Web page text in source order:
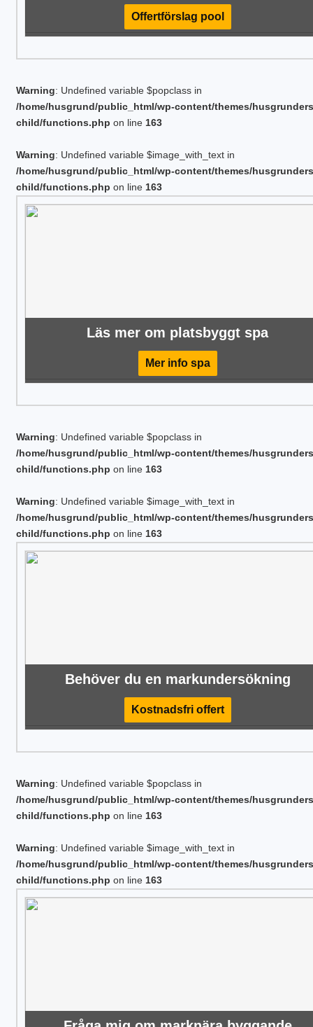
Offertförslag pool
Warning: Undefined variable $popclass in
/home/husgrund/public_html/wp-content/themes/
child/functions.php on line 163
Warning: Undefined variable $image_with_text in
/home/husgrund/public_html/wp-content/themes/
child/functions.php on line 163
Läs mer om platsbyggt spa
Mer info spa
Warning: Undefined variable $popclass in
/home/husgrund/public_html/wp-content/themes/
child/functions.php on line 163
Warning: Undefined variable $image_with_text in
/home/husgrund/public_html/wp-content/themes/
child/functions.php on line 163
Behöver du en markundersökning
Kostnadsfri offert
Warning: Undefined variable $popclass in
/home/husgrund/public_html/wp-content/themes/
child/functions.php on line 163
Warning: Undefined variable $image_with_text in
/home/husgrund/public_html/wp-content/themes/
child/functions.php on line 163